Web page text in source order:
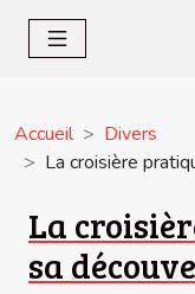
Accueil
Divers
La croisière
La
sa